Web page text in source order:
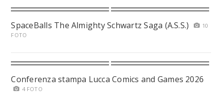
SpaceBalls The Almighty Schwartz Saga (A.S.S.)
10
FOTO
Conferenza stampa Lucca Comics and Games 2026
4 FOTO